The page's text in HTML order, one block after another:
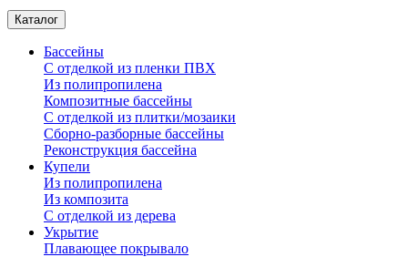
Каталог
Бассейны
С отделкой из пленки ПВХ
Из полипропилена
Композитные бассейны
С отделкой из плитки/мозаики
Сборно-разборные бассейны
Реконструкция бассейна
Купели
Из полипропилена
Из композита
С отделкой из дерева
Укрытие
Плавающее покрывало